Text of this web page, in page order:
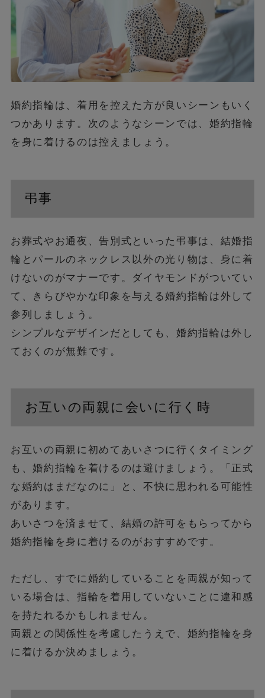
婚約指輪は、着用を控えた方が良いシーンもいく
つかあります。次のようなシーンでは、婚約指輪
を身に着けるのは控えましょう。
弔事
お葬式やお通夜、告別式といった弔事は、結婚指
輪とパールのネックレス以外の光り物は、身に着
けないのがマナーです。ダイヤモンドがついてい
て、きらびやかな印象を与える婚約指輪は外して
参列しましょう。
シンプルなデザインだとしても、婚約指輪は外し
ておくのが無難です。
お互いの両親に会いに行く時
お互いの両親に初めてあいさつに行くタイミング
も、婚約指輪を着けるのは避けましょう。「正式
な婚約はまだなのに」と、不快に思われる可能性
があります。
あいさつを済ませて、結婚の許可をもらってから
婚約指輪を身に着けるのがおすすめです。
ただし、すでに婚約していることを両親が知って
いる場合は、指輪を着用していないことに違和感
を持たれるかもしれません。
両親との関係性を考慮したうえで、婚約指輪を身
に着けるか決めましょう。